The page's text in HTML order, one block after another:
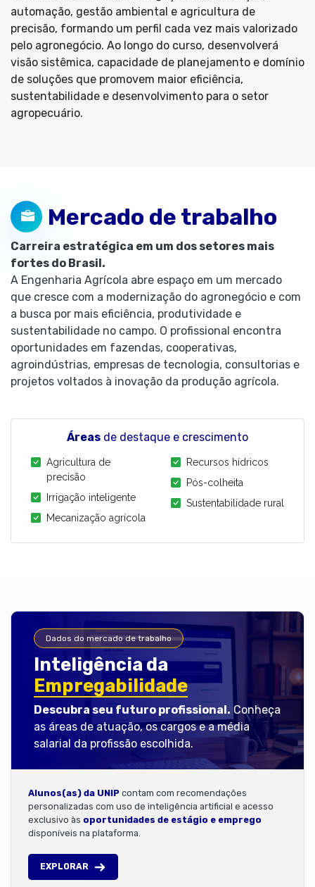
automação, gestão ambiental e agricultura de
precisão, formando um perfil cada vez mais valorizado
pelo agronegócio. Ao longo do curso, desenvolverá
visão sistêmica, capacidade de planejamento e domínio
de soluções que promovem maior eficiência,
sustentabilidade e desenvolvimento para o setor
agropecuário.
Mercado de trabalho
Carreira estratégica em um dos setores mais
fortes do Brasil.
A Engenharia Agrícola abre espaço em um mercado
que cresce com a modernização do agronegócio e com
a busca por mais eficiência, produtividade e
sustentabilidade no campo. O profissional encontra
oportunidades em fazendas, cooperativas,
agroindústrias, empresas de tecnologia, consultorias e
projetos voltados à inovação da produção agrícola.
Áreas de destaque e crescimento
Agricultura de
precisão
Irrigação inteligente
Mecanização agrícola
Recursos hídricos
Pós-colheita
Sustentabilidade rural
Dados do mercado de trabalho
Inteligência da
Empregabilidade
Descubra seu futuro profissional. Conheça
as áreas de atuação, os cargos e a média
salarial da profissão escolhida.
Alunos(as) da UNIP contam com recomendações
personalizadas com uso de inteligência artificial e acesso
exclusivo às oportunidades de estágio e emprego
disponíveis na plataforma.
EXPLORAR